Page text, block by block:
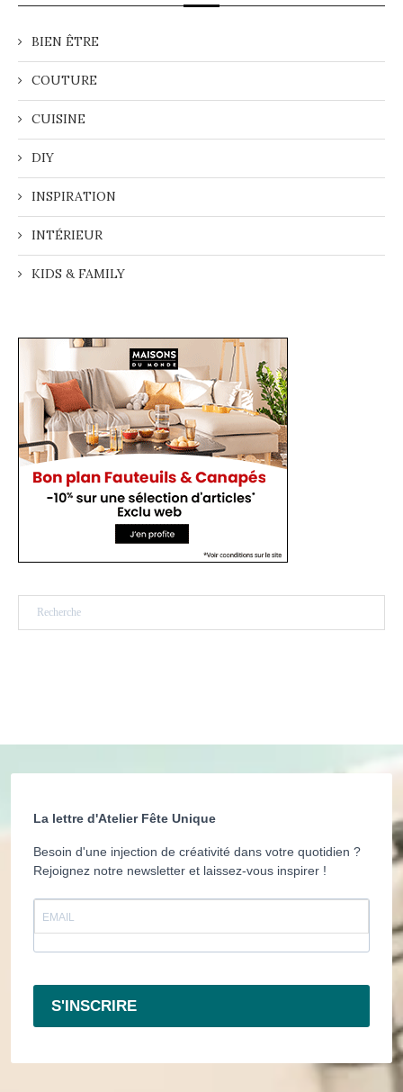
BIEN ÊTRE
COUTURE
CUISINE
DIY
INSPIRATION
INTÉRIEUR
KIDS & FAMILY
La lettre d'Atelier Fête Unique
Besoin d'une injection de créativité dans votre quotidien ?
Rejoignez notre newsletter et laissez-vous inspirer !
S'INSCRIRE